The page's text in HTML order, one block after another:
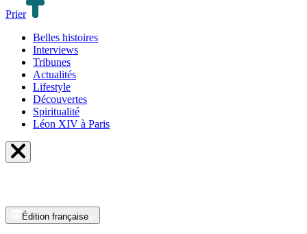
Prier
Belles histoires
Interviews
Tribunes
Actualités
Lifestyle
Découvertes
Spiritualité
Léon XIV à Paris
Édition française